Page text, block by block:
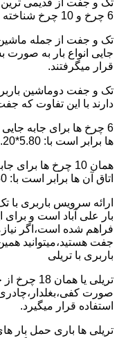
تک و جفت از قدیمی ترین
6 چرخ و 10 چرخ شناخته میشوند.
تک و جفت از جمله
جایی انواع بار به صورت
قرار میگرفتند.
تک و جفت دوماشین
دارند با این تفاوت که جفت 5 تن بیشتر از تک بار حمل
ها برابر است با: 5.80*2.20 متر
اتاق آن ها برابر است با: 6.80*2.25 متر
ارائه سرویس باربری
بار علی آباد است و برای
فراهم شده است،اگر
جفت هستید،میتوانید
باربری با تریلی
تریلی یا
صورت
استفاده قرار میگیرد.